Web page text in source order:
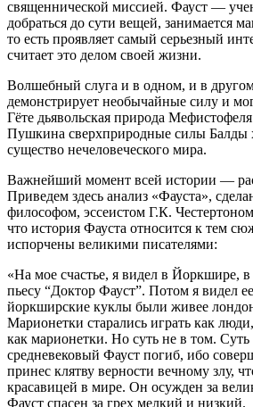
священнической миссией. Фауст —
добраться до сути вещей, занимается
то есть проявляет самый серьезный
считает это делом своей жизни.
Волшебный слуга и в одном, и в
демонстрирует необычайные силу и
Гёте дьявольская природа
Пушкина сверхприродные силы Балды
существо нечеловеческого мира.
Важнейший момент всей истории —
Приведем здесь анализ «Фауста»,
философом, эссеистом Г.К.
что история Фауста относится к тем
испорчены великими писателями:
«На мое счастье, я видел в Йоркшире, в
пьесу “Доктор Фауст”. Потом я видел
йоркширские куклы были живее
Марионетки старались играть как
как марионетки. Но суть не в том. Суть
средневековый Фауст погиб, ибо
принес клятву верности вечному злу,
красавицей в мире. Он осужден за
Фауст спасен за грех мелкий и низкий.